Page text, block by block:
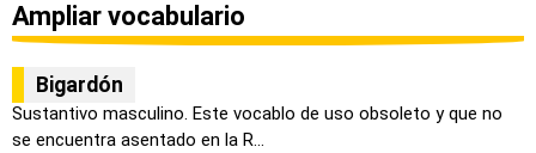
Ampliar vocabulario
Bigardón
Sustantivo masculino. Este vocablo de uso obsoleto y que no
se encuentra asentado en la R...